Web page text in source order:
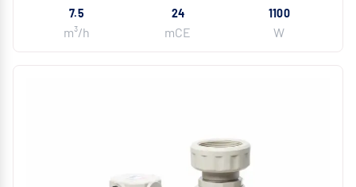
7.5
m³/h
24
mCE
1100
W